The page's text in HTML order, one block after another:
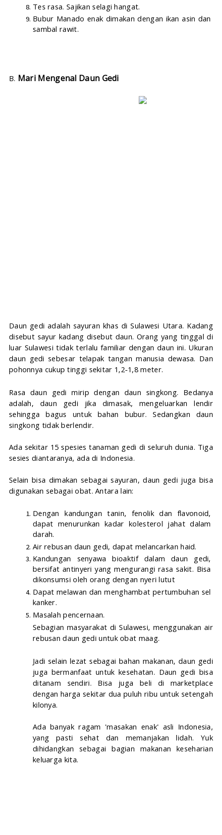
Tes rasa. Sajikan selagi hangat.
Bubur Manado enak dimakan dengan ikan asin dan
sambal rawit.
B. Mari Mengenal Daun Gedi
Daun gedi adalah sayuran khas di Sulawesi Utara. Kadang
disebut sayur kadang disebut daun. Orang yang tinggal di
luar Sulawesi tidak terlalu familiar dengan daun ini. Ukuran
daun gedi sebesar telapak tangan manusia dewasa. Dan
pohonnya cukup tinggi sekitar 1,2-1,8 meter.
Rasa daun gedi mirip dengan daun singkong. Bedanya
adalah, daun gedi jika dimasak, mengeluarkan lendir
sehingga bagus untuk bahan bubur. Sedangkan daun
singkong tidak berlendir.
Ada sekitar 15 spesies tanaman gedi di seluruh dunia. Tiga
sesies diantaranya, ada di Indonesia.
Selain bisa dimakan sebagai sayuran, daun gedi juga bisa
digunakan sebagai obat. Antara lain:
Dengan kandungan tanin, fenolik dan flavonoid,
dapat menurunkan kadar kolesterol jahat dalam
darah.
Air rebusan daun gedi, dapat melancarkan haid.
Kandungan senyawa bioaktif dalam daun gedi,
bersifat antinyeri yang mengurangi rasa sakit. Bisa
dikonsumsi oleh orang dengan nyeri lutut
Dapat melawan dan menghambat pertumbuhan sel
kanker.
Masalah pencernaan.
Sebagian masyarakat di Sulawesi, menggunakan air
rebusan daun gedi untuk obat maag.
Jadi selain lezat sebagai bahan makanan, daun gedi
juga bermanfaat untuk kesehatan. Daun gedi bisa
ditanam sendiri. Bisa juga beli di marketplace
dengan harga sekitar dua puluh ribu untuk setengah
kilonya.
Ada banyak ragam 'masakan enak' asli Indonesia,
yang pasti sehat dan memanjakan lidah. Yuk
dihidangkan sebagai bagian makanan keseharian
keluarga kita.